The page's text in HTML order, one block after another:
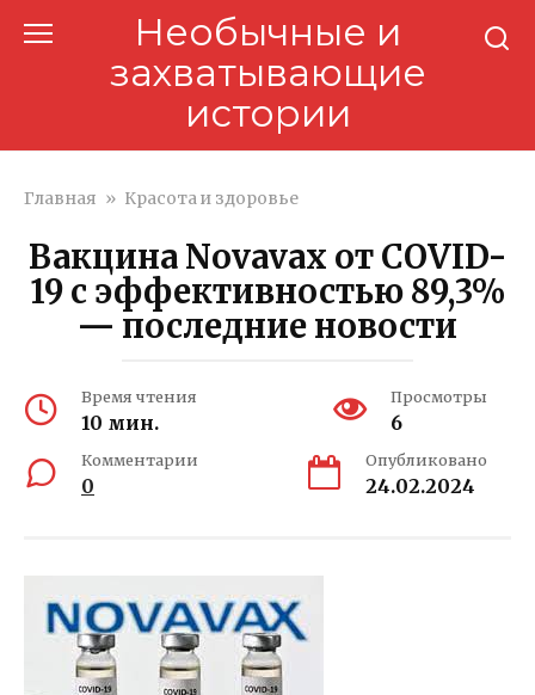
Необычные и
захватывающие
истории
Главная » Красота и здоровье
Вакцина Novavax от COVID-
19 с эффективностью 89,3%
— последние новости
Время чтения
10 мин.
Просмотры
6
Комментарии
0
Опубликовано
24.02.2024